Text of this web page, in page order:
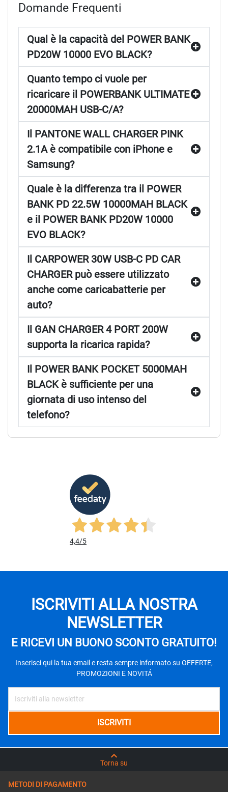
Domande Frequenti
Qual è la capacità del POWER BANK
PD20W 10000 EVO BLACK?
Quanto tempo ci vuole per
ricaricare il POWERBANK ULTIMATE
20000MAH USB-C/A?
Il PANTONE WALL CHARGER PINK
2.1A è compatibile con iPhone e
Samsung?
Quale è la differenza tra il POWER
BANK PD 22.5W 10000MAH BLACK
e il POWER BANK PD20W 10000
EVO BLACK?
Il CARPOWER 30W USB-C PD CAR
CHARGER può essere utilizzato
anche come caricabatterie per
auto?
Il GAN CHARGER 4 PORT 200W
supporta la ricarica rapida?
Il POWER BANK POCKET 5000MAH
BLACK è sufficiente per una
giornata di uso intenso del
telefono?
4,4/5
ISCRIVITI ALLA NOSTRA
NEWSLETTER
E RICEVI UN BUONO SCONTO GRATUITO!
Inserisci qui la tua email e resta sempre informato su OFFERTE,
PROMOZIONI E NOVITÁ
Torna su
METODI DI PAGAMENTO